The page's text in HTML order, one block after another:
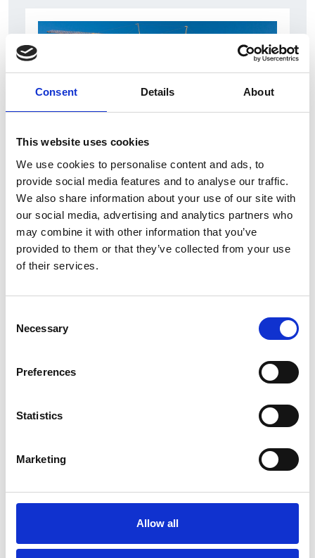
Consent Details About
This website uses cookies
We use cookies to personalise content and ads, to
provide social media features and to analyse our traffic.
We also share information about your use of our site with
our social media, advertising and analytics partners who
may combine it with other information that you’ve
provided to them or that they’ve collected from your use
of their services.
Selection
Necessary
Preferences
Statistics
Marketing
Allow all
7 Agosto 2026
Nel primo semestre è aumentata fortemente la
costruzione di nuove abitazioni
Repubblica Ceca
La Škoda avvia la produzione del suo SUV Peaq